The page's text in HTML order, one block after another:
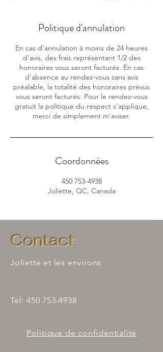
Politique d'annulation
En cas d'annulation à moins de 24 heures
d'avis, des frais représentant 1/2 des
honoraires vous seront facturés. En cas
d'absence au rendez-vous sans avis
préalable, la totalité des honoraires prévus
vous seront facturés. Pour le rendez-vous
gratuit la politique du respect s'applique,
Coordonnées
450 753-4938
Joliette, QC, Canada
Contact
Joliette et les environs
Tel: 450 753-4938
Politique de confidentialité